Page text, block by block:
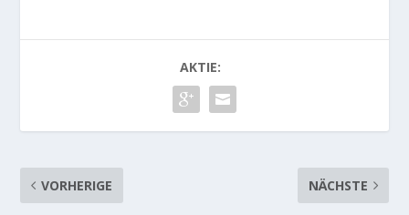
AKTIE:
VORHERIGE NÄCHSTE